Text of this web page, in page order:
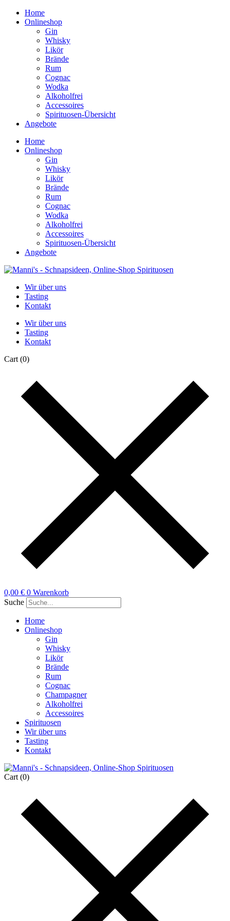
Home
Onlineshop
Gin
Whisky
Likör
Brände
Rum
Cognac
Wodka
Alkoholfrei
Accessoires
Spirituosen-Übersicht
Angebote
Home
Onlineshop
Gin
Whisky
Likör
Brände
Rum
Cognac
Wodka
Alkoholfrei
Accessoires
Spirituosen-Übersicht
Angebote
Wir über uns
Tasting
Kontakt
Wir über uns
Tasting
Kontakt
Cart (0)
0,00 € 0 Warenkorb
Suche
Home
Onlineshop
Gin
Whisky
Likör
Brände
Rum
Cognac
Champagner
Alkoholfrei
Accessoires
Spirituosen
Wir über uns
Tasting
Kontakt
Cart (0)